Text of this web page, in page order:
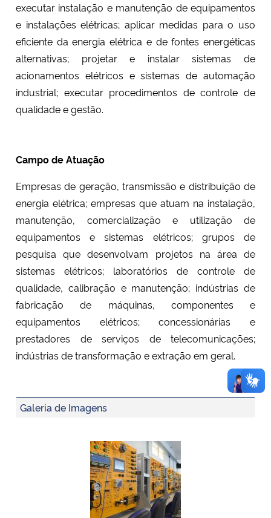
executar instalação e manutenção de equipamentos
e instalações elétricas; aplicar medidas para o uso
eficiente da energia elétrica e de fontes energéticas
alternativas; projetar e instalar sistemas de
acionamentos elétricos e sistemas de automação
industrial; executar procedimentos de controle de
qualidade e gestão.
Campo de Atuação
Empresas de geração, transmissão e distribuição de
energia elétrica; empresas que atuam na instalação,
manutenção, comercialização e utilização de
equipamentos e sistemas elétricos; grupos de
pesquisa que desenvolvam projetos na área de
sistemas elétricos; laboratórios de controle de
qualidade, calibração e manutenção; indústrias de
fabricação de máquinas, componentes e
equipamentos elétricos; concessionárias e
prestadores de serviços de telecomunicações;
indústrias de transformação e extração em geral.
Galeria de Imagens